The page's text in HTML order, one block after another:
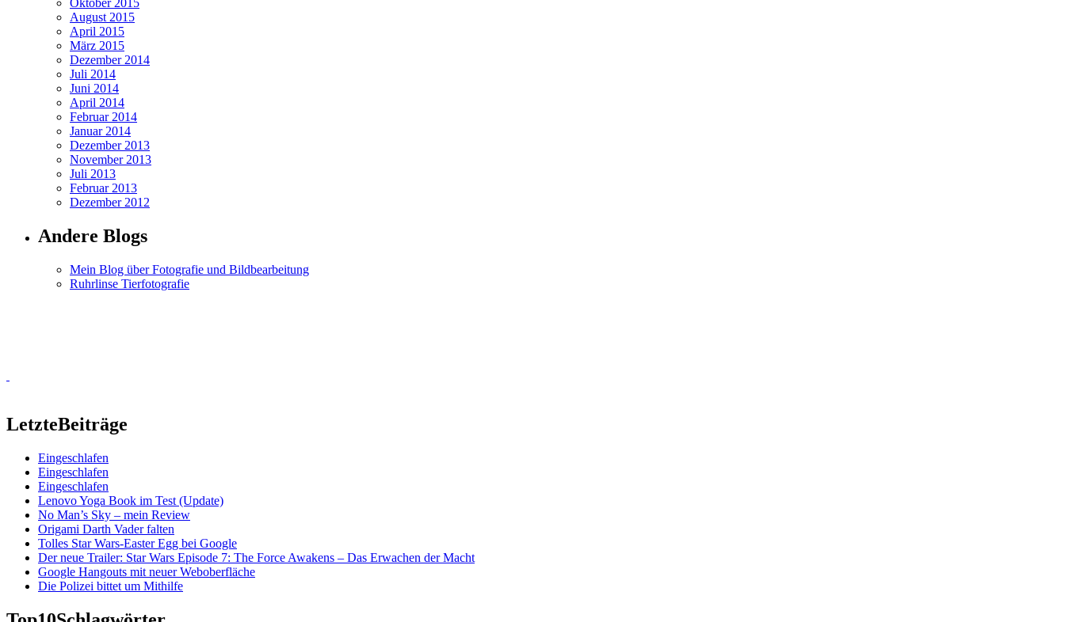
Oktober 2015
August 2015
April 2015
März 2015
Dezember 2014
Juli 2014
Juni 2014
April 2014
Februar 2014
Januar 2014
Dezember 2013
November 2013
Juli 2013
Februar 2013
Dezember 2012
Andere Blogs
Mein Blog über Fotografie und Bildbearbeitung
Ruhrlinse Tierfotografie
LetzteBeiträge
Eingeschlafen
Eingeschlafen
Eingeschlafen
Lenovo Yoga Book im Test (Update)
No Man’s Sky – mein Review
Origami Darth Vader falten
Tolles Star Wars-Easter Egg bei Google
Der neue Trailer: Star Wars Episode 7: The Force Awakens – Das Erwachen der Macht
Google Hangouts mit neuer Weboberfläche
Die Polizei bittet um Mithilfe